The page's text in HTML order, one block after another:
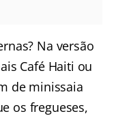
Na versão
Café Haiti ou
de minissaia
os fregueses,